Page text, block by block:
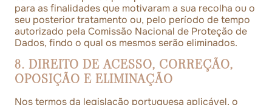
para as finalidades que motivaram a sua recolha ou o
seu posterior tratamento ou, pelo período de tempo
autorizado pela Comissão Nacional de Proteção de
Dados, findo o qual os mesmos serão eliminados.
8. DIREITO DE ACESSO, CORREÇÃO,
OPOSIÇÃO E ELIMINAÇÃO
Nos termos da legislação portuguesa aplicável, o